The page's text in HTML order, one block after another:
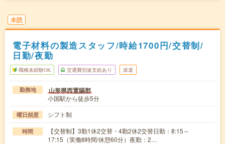
未読
電子材料の製造スタッフ/時給1700円/交替制/
日勤/夜勤
職種未経験OK 交通費別途支給あり 派遣
勤務地 山形県西置賜郡
小国駅から徒歩5分
曜日頻度 シフト制
時間
【交替制】3勤1休2交替・4勤2休2交替日勤：8:15～
17:15（実働8時間/休憩60分）夜勤：2…